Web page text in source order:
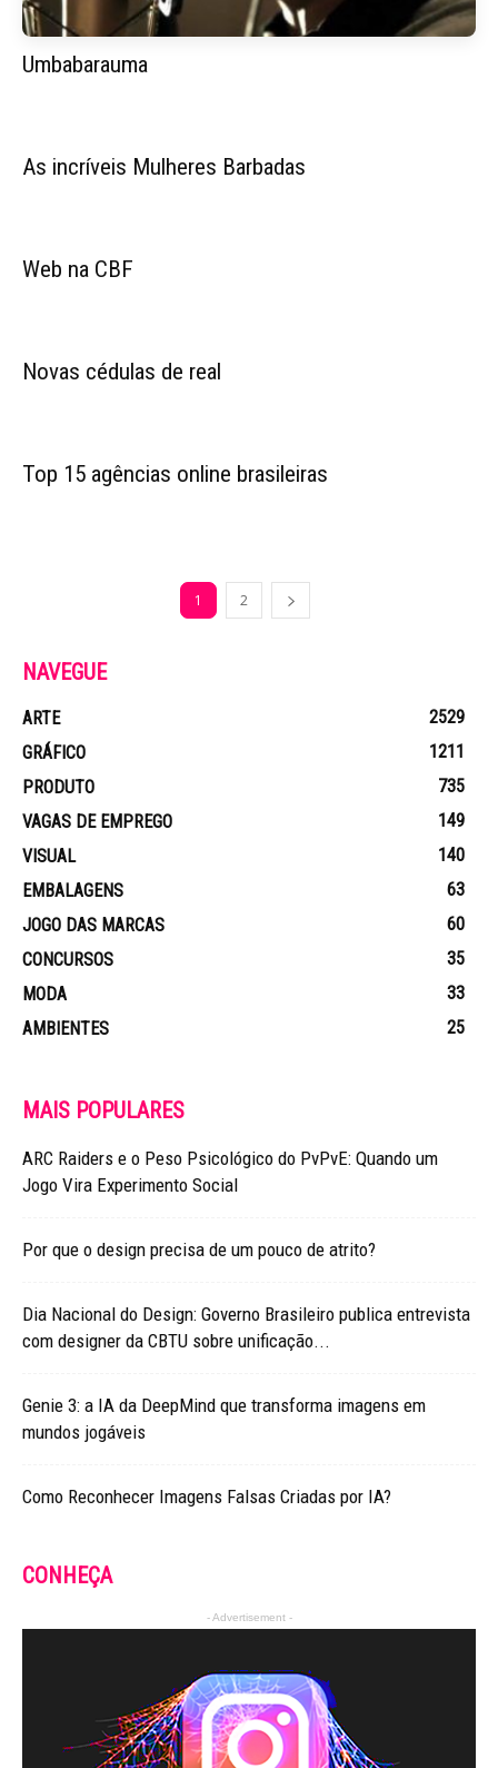
Umbabarauma
As incríveis Mulheres Barbadas
Web na CBF
Novas cédulas de real
Top 15 agências online brasileiras
1 2
NAVEGUE
ARTE
2529
GRÁFICO
1211
PRODUTO
735
VAGAS DE EMPREGO
149
VISUAL
140
EMBALAGENS
63
JOGO DAS MARCAS
60
CONCURSOS
35
MODA
33
AMBIENTES
25
MAIS POPULARES
ARC Raiders e o Peso Psicológico do PvPvE: Quando um
Jogo Vira Experimento Social
Por que o design precisa de um pouco de atrito?
Dia Nacional do Design: Governo Brasileiro publica entrevista
com designer da CBTU sobre unificação...
Genie 3: a IA da DeepMind que transforma imagens em
mundos jogáveis
Como Reconhecer Imagens Falsas Criadas por IA?
CONHEÇA
- Advertisement -